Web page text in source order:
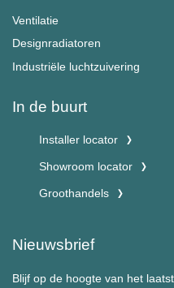
Ventilatie
Designradiatoren
Industriële luchtzuivering
In de buurt
Installer locator
Showroom locator
Groothandels
Nieuwsbrief
Blijf op de hoogte van het